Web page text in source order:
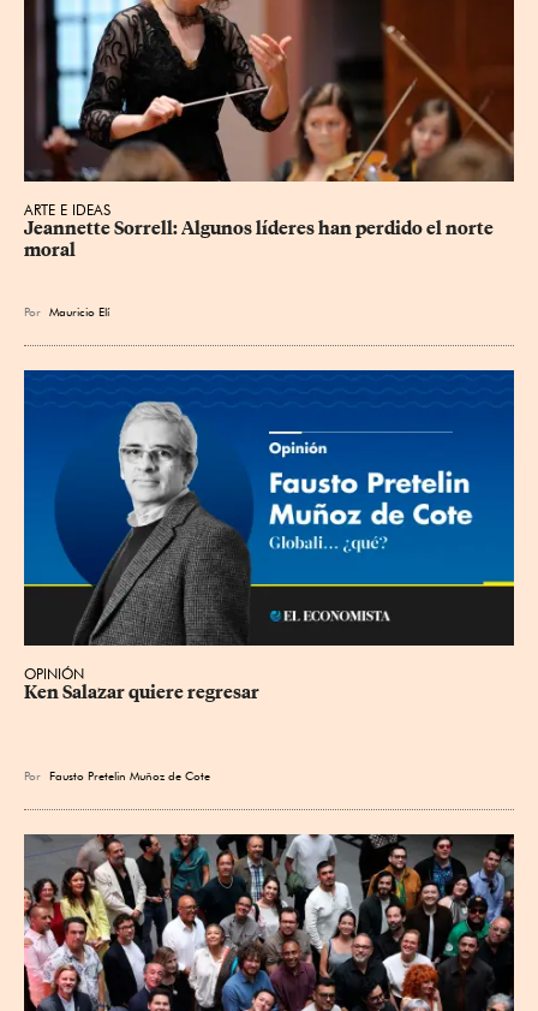
ARTE E IDEAS
Jeannette Sorrell: Algunos líderes han perdido el norte
moral
Por Mauricio Elí
OPINIÓN
Ken Salazar quiere regresar
Por Fausto Pretelin Muñoz de Cote